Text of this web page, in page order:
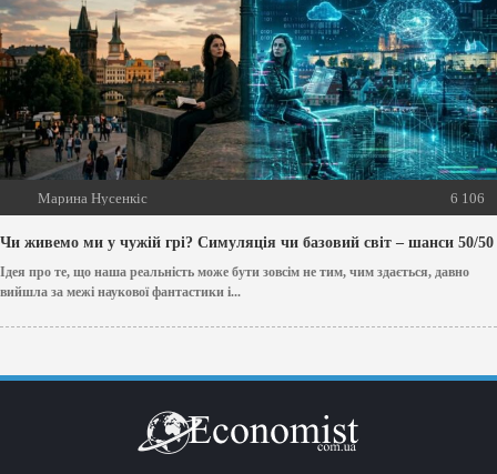
Марина Нусенкіс 6 106
Чи живемо ми у чужій грі? Симуляція чи базовий світ – шанси 50/50
Ідея про те, що наша реальність може бути зовсім не тим, чим здається, давно
вийшла за межі наукової фантастики і...